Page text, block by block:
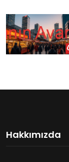
Hakkımızda